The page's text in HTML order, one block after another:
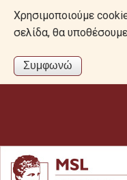
Χρησιμοποιούμε
σελίδα, θα